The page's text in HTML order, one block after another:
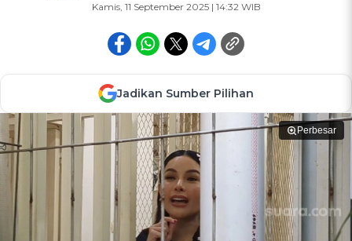
Kamis, 11 September 2025 | 14:32 WIB
Jadikan Sumber Pilihan
Perbesar